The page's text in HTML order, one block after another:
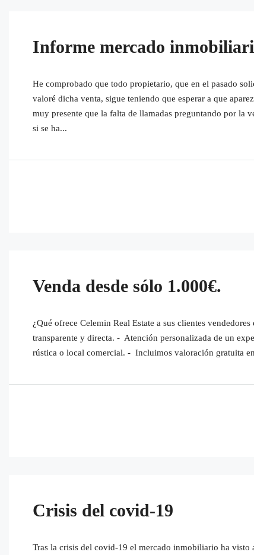
Informe mercado
He comprobado que todo propietario, que en el pasado
valoré dicha venta, sigue teniendo que esperar a que
muy presente que la falta de llamadas preguntando por la
si se ha...
Venda desde sólo 1.000€.
¿Qué ofrece Celemin Real Estate a sus clientes
transparente y directa. - Atención personalizada de un
rústica o local comercial. - Incluimos valoración gratuita
Crisis del covid-19
Tras la crisis del covid-19 el mercado inmobiliario ha visto